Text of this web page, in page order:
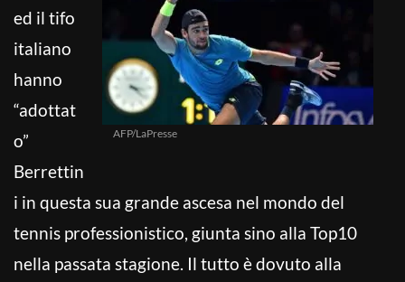
AFP/LaPresse
ed il tifo
italiano
hanno
“adottat
o”
Berrettin
i in questa sua grande ascesa nel mondo del
tennis professionistico, giunta sino alla Top10
nella passata stagione. Il tutto è dovuto alla